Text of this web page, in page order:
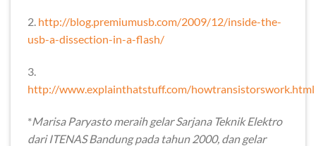
2. http://blog.premiumusb.com/2009/12/inside-the-
usb-a-dissection-in-a-flash/
3.
http://www.explainthatstuff.com/howtransistorswork.html
*Marisa Paryasto meraih gelar Sarjana Teknik Elektro
dari ITENAS Bandung pada tahun 2000, dan gelar